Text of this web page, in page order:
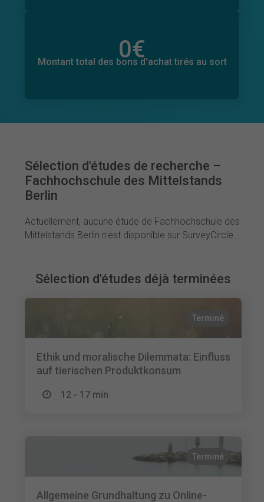
0€
Montant total des bons d'achat tirés au sort
0€
Montant total des dons promis
Sélection d'études de recherche –
Fachhochschule des Mittelstands
Berlin
Actuellement, aucune étude de Fachhochschule des
Mittelstands Berlin n'est disponible sur SurveyCircle.
Sélection d'études déjà terminées
Terminé
Ethik und moralische Dilemmata: Einfluss
auf tierischen Produktkonsum
12 - 17 min
Terminé
Allgemeine Grundhaltung zu Online-